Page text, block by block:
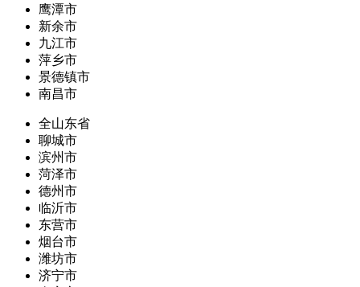
鹰潭市
新余市
九江市
萍乡市
景德镇市
南昌市
全山东省
聊城市
滨州市
菏泽市
德州市
临沂市
东营市
烟台市
潍坊市
济宁市